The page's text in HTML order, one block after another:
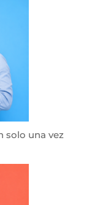
solo una vez